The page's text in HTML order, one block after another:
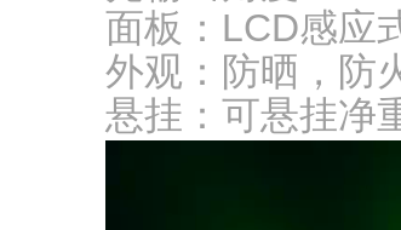
面板：LCD感应
外观：防晒，防
悬挂：可悬挂净